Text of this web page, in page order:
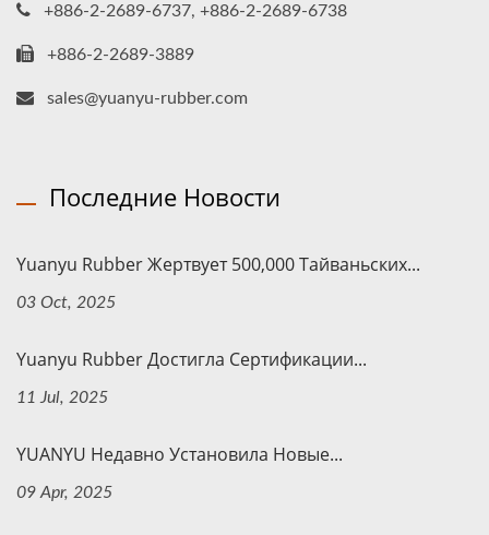
+886-2-2689-6737, +886-2-2689-6738
+886-2-2689-3889
sales@yuanyu-rubber.com
Последние Новости
Yuanyu Rubber Жертвует 500,000 Тайваньских...
03 Oct, 2025
Yuanyu Rubber Достигла Сертификации...
11 Jul, 2025
YUANYU Недавно Установила Новые...
09 Apr, 2025